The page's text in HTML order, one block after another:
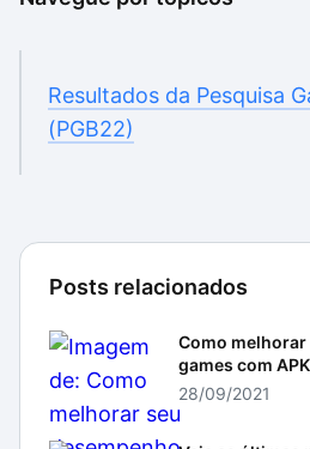
Resultados da Pesquisa
(PGB22)
Posts relacionados
Como
games com
28/09/2021